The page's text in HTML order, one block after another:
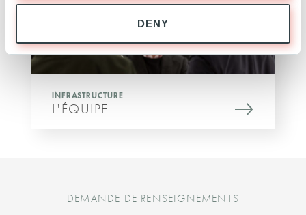
DENY
INFRASTRUCTURE
L'ÉQUIPE
DEMANDE DE RENSEIGNEMENTS